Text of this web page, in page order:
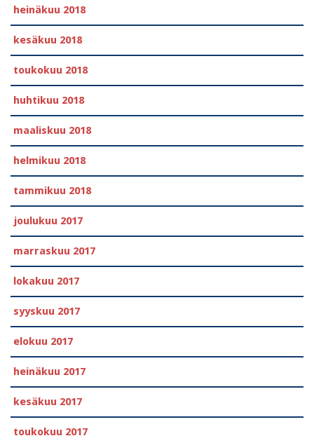
heinäkuu 2018
kesäkuu 2018
toukokuu 2018
huhtikuu 2018
maaliskuu 2018
helmikuu 2018
tammikuu 2018
joulukuu 2017
marraskuu 2017
lokakuu 2017
syyskuu 2017
elokuu 2017
heinäkuu 2017
kesäkuu 2017
toukokuu 2017